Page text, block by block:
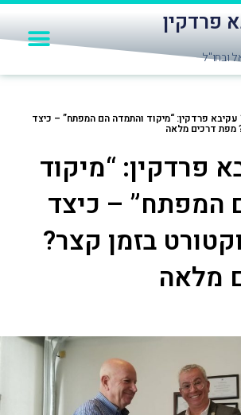
פרדקין
ובחו"ל
פרדקין: “מיקוד והתמדה הם המפתח” – כיצד
דרכים מלאה
פרדקין: “מיקוד
המפתח” – כיצד
בזמן קצר?
מלאה